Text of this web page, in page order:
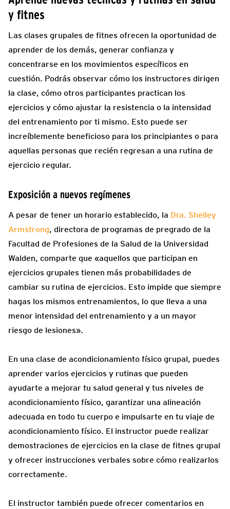
y fitnes
Las clases grupales de fitnes ofrecen la oportunidad de
aprender de los demás, generar confianza y
concentrarse en los movimientos específicos en
cuestión. Podrás observar cómo los instructores dirigen
la clase, cómo otros participantes practican los
ejercicios y cómo ajustar la resistencia o la intensidad
del entrenamiento por ti mismo. Esto puede ser
increíblemente beneficioso para los principiantes o para
aquellas personas que recién regresan a una rutina de
ejercicio regular.
Exposición a nuevos regímenes
A pesar de tener un horario establecido, la Dra. Shelley
Armstrong, directora de programas de pregrado de la
Facultad de Profesiones de la Salud de la Universidad
Walden, comparte que «aquellos que participan en
ejercicios grupales tienen más probabilidades de
cambiar su rutina de ejercicios. Esto impide que siempre
hagas los mismos entrenamientos, lo que lleva a una
menor intensidad del entrenamiento y a un mayor
riesgo de lesiones».
En una clase de acondicionamiento físico grupal, puedes
aprender varios ejercicios y rutinas que pueden
ayudarte a mejorar tu salud general y tus niveles de
acondicionamiento físico, garantizar una alineación
adecuada en todo tu cuerpo e impulsarte en tu viaje de
acondicionamiento físico. El instructor puede realizar
demostraciones de ejercicios en la clase de fitnes grupal
y ofrecer instrucciones verbales sobre cómo realizarlos
correctamente.
El instructor también puede ofrecer comentarios en